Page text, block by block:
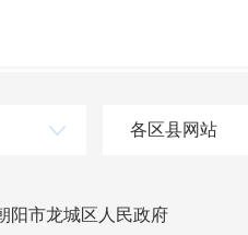
各区县网站
阳市龙城区人民政府